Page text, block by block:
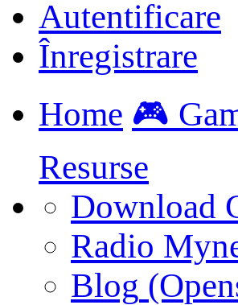
Autentificare
Înregistrare
Home 🎮
Resurse
Download
Radio
Blog